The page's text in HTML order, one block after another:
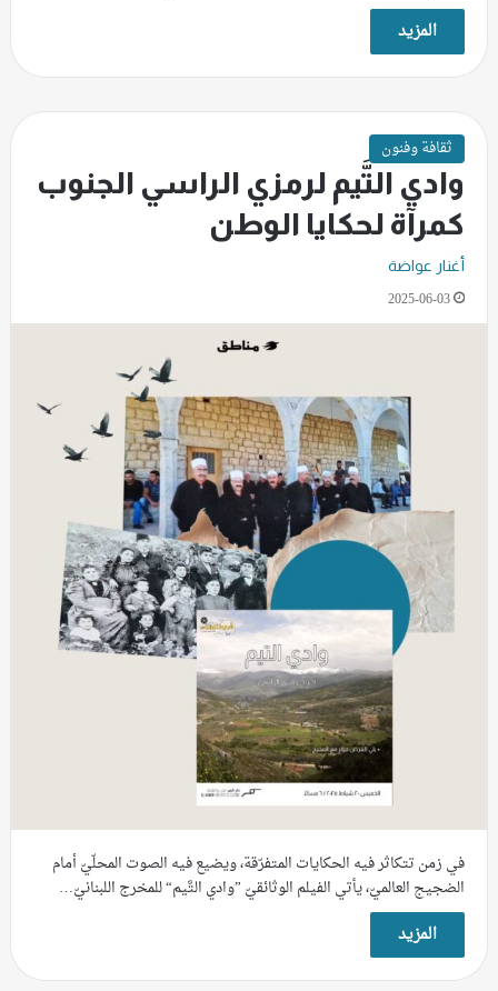
المزيد
ثقافة وفنون
وادي التَّيم لرمزي الراسي الجنوب
كمرآة لحكايا الوطن
أغنار عواضة
2025-06-03
في زمن تتكاثر فيه الحكايات المتفرّقة، ويضيع فيه الصوت المحلّيّ أمام
الضجيج العالميّ، يأتي الفيلم الوثائقيّ ”وادي التَّيم“ للمخرج اللبنانيّ…
المزيد